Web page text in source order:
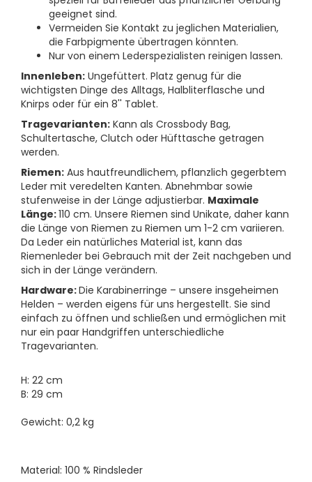
geeignet sind.
Vermeiden Sie Kontakt zu jeglichen Materialien,
die Farbpigmente übertragen könnten.
Nur von einem Lederspezialisten reinigen lassen.
Innenleben: Ungefüttert. Platz genug für die
wichtigsten Dinge des Alltags, Halbliterflasche und
Knirps oder für ein 8'' Tablet.
Tragevarianten: Kann als Crossbody Bag,
Schultertasche, Clutch oder Hüfttasche getragen
werden.
Riemen: Aus hautfreundlichem, pflanzlich gegerbtem
Leder mit veredelten Kanten. Abnehmbar sowie
stufenweise in der Länge adjustierbar. Maximale
Länge:110 cm. Unsere Riemen sind Unikate, daher kann
die Länge von Riemen zu Riemen um 1-2 cm variieren.
Da Leder ein natürliches Material ist, kann das
Riemenleder bei Gebrauch mit der Zeit nachgeben und
sich in der Länge verändern.
Hardware:Die Karabinerringe – unsere insgeheimen
Helden – werden eigens für uns hergestellt. Sie sind
einfach zu öffnen und schließen und ermöglichen mit
nur ein paar Handgriffen unterschiedliche
Tragevarianten.
H: 22 cm
B: 29 cm
Gewicht: 0,2 kg
Material: 100 % Rindsleder